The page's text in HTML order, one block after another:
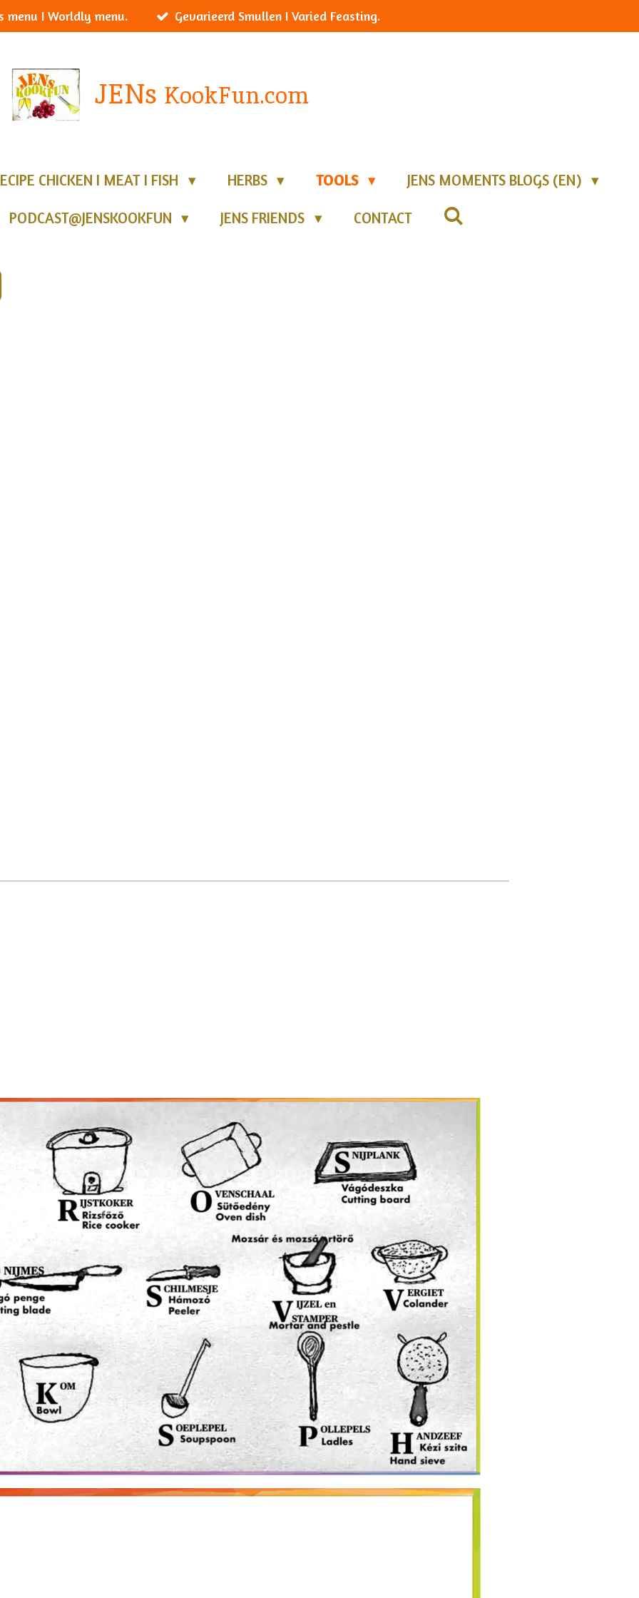
menu I Worldly menu. Gevarieerd Smullen I Varied Feasting.
JENs KookFun.com
CHICKEN I MEAT I FISH HERBS TOOLS JENS MOMENTS BLOGS (EN)
PODCAST@JENSKOOKFUN JENS FRIENDS CONTACT